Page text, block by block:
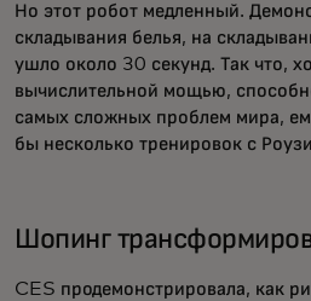
Но этот робот медленный.
складывания белья, на
ушло около 30 секунд. Так что,
вычислительной мощью,
самых сложных проблем мира,
бы несколько тренировок с
Шопинг
CES продемонстрировала, как